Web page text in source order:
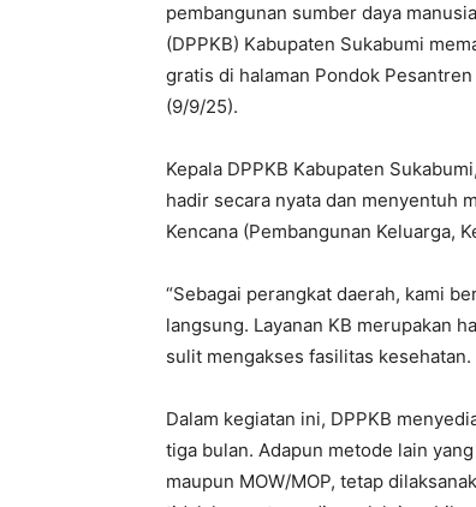
pembangunan sumber daya
(DPPKB) Kabupaten Sukabumi
gratis di halaman Pondok
(9/9/25).
Kepala DPPKB Kabupaten
hadir secara nyata dan menyentuh
Kencana (Pembangunan Keluarga,
“Sebagai perangkat daerah, kami
langsung. Layanan KB merupakan
sulit mengakses fasilitas
Dalam kegiatan ini, DPPKB
tiga bulan. Adapun metode lain
maupun MOW/MOP, tetap